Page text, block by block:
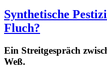
Synthetische
Fluch?
Ein Streitgespräch
Weß.